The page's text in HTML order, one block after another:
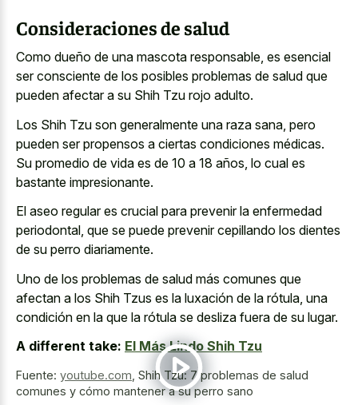
Consideraciones de salud
Como dueño de una mascota responsable, es esencial
ser consciente de los posibles problemas de salud que
pueden afectar a su Shih Tzu rojo adulto.
Los Shih Tzu son generalmente una raza sana, pero
pueden ser propensos a ciertas condiciones médicas.
Su promedio de vida es de 10 a 18 años, lo cual es
bastante impresionante.
El aseo regular es crucial para prevenir la enfermedad
periodontal, que se puede prevenir cepillando los dientes
de su perro diariamente.
Uno de los problemas de salud más comunes que
afectan a los Shih Tzus es la luxación de la rótula, una
condición en la que la rótula se desliza fuera de su lugar.
A different take: El Más Lindo Shih Tzu
Fuente: youtube.com, Shih Tzu: 7 problemas de salud
comunes y cómo mantener a su perro sano